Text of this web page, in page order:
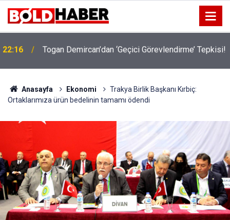
19:32 Sıcak Havalarda Ödem Şikayetini Hafife Almayın!
Anasayfa Ekonomi
Trakya Birlik Başkanı Kırbiç:
Ortaklarımıza ürün bedelinin tamamı ödendi